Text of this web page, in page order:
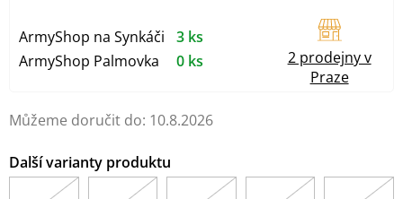
Můžeme doručit do: 10.8.2026
ArmyShop na Synkáči
3 ks
ArmyShop Palmovka
0 ks
2 prodejny v
Praze